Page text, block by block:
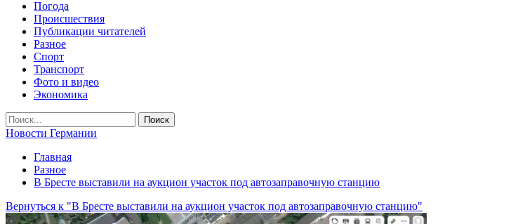
Погода
Происшествия
Публикации читателей
Разное
Спорт
Транспорт
Фото и видео
Экономика
Новости Германии
Главная
Разное
В Бресте выставили на аукцион участок под автозаправочную станцию
Вернуться к "В Бресте выставили на аукцион участок под автозаправочную станцию"